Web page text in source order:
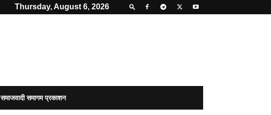
Thursday, August 6, 2026
समाजवादी समागम प्रकाशन